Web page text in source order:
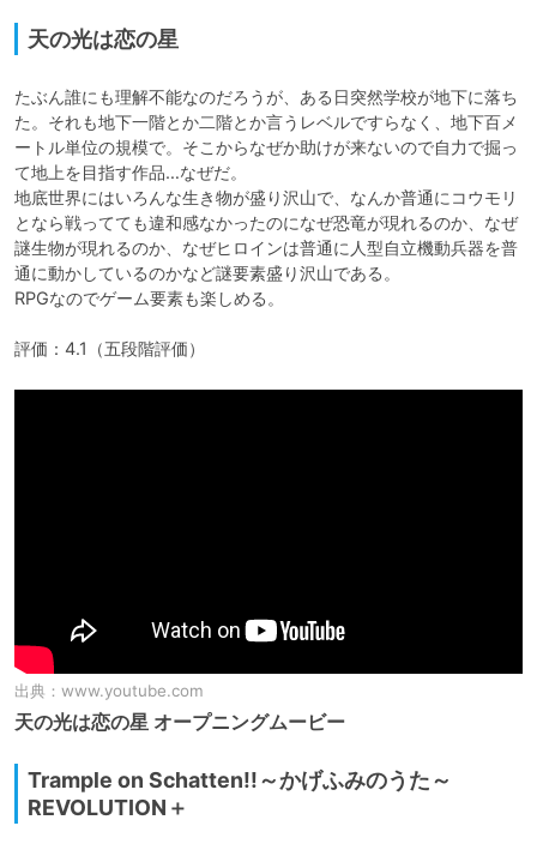
天の光は恋の星
たぶん誰にも理解不能なのだろうが、ある日突然学校が地下に落ち
た。それも地下一階とか二階とか言うレベルですらなく、地下百メ
ートル単位の規模で。そこからなぜか助けが来ないので自力で掘っ
て地上を目指す作品…なぜだ。
地底世界にはいろんな生き物が盛り沢山で、なんか普通にコウモリ
となら戦ってても違和感なかったのになぜ恐竜が現れるのか、なぜ
謎生物が現れるのか、なぜヒロインは普通に人型自立機動兵器を普
通に動かしているのかなど謎要素盛り沢山である。
RPGなのでゲーム要素も楽しめる。
評価：4.1（五段階評価）
出典： www.youtube.com
天の光は恋の星 オープニングムービー
Trample on Schatten!!～かげふみのうた～
REVOLUTION＋